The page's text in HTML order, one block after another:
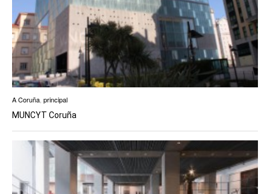
A Coruña principal
MUNCYT Coruña